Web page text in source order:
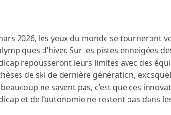
2026, les yeux du monde se tourneront
d’hiver. Sur les pistes enneigées
repousseront leurs limites avec des
de ski de dernière génération,
ne savent pas, c’est que ces
et de l’autonomie ne restent pas dans